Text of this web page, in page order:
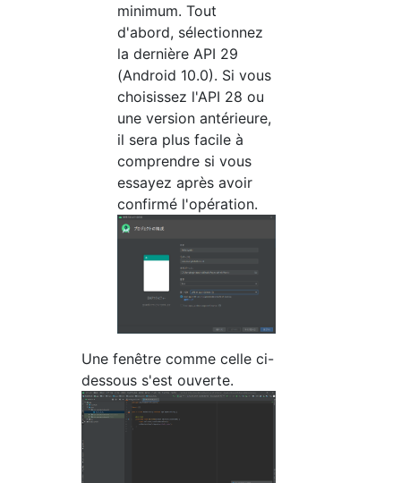
minimum. Tout
d'abord, sélectionnez
la dernière API 29
(Android 10.0). Si vous
choisissez l'API 28 ou
une version antérieure,
il sera plus facile à
comprendre si vous
essayez après avoir
confirmé l'opération.
Une fenêtre comme celle ci-
dessous s'est ouverte.